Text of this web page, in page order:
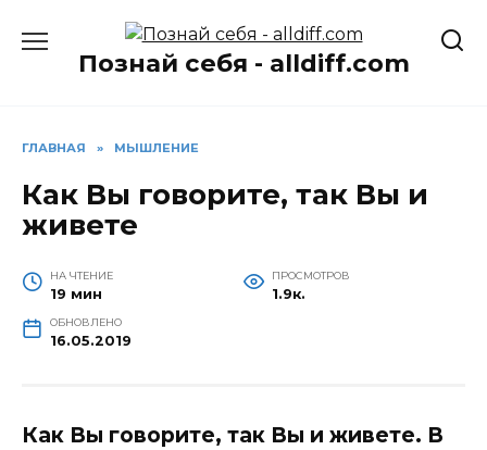
содержаниюПознай себя - alldiff.com
ГЛАВНАЯ » МЫШЛЕНИЕ
Как Вы говорите, так Вы и
живете
НА ЧТЕНИЕ
19 мин
ПРОСМОТРОВ
1.9к.
ОБНОВЛЕНО
16.05.2019
Как Вы говорите, так Вы и живете. В